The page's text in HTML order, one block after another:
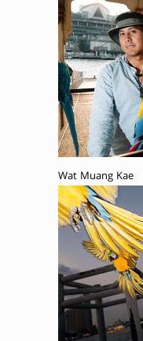
Wat Muang Kae